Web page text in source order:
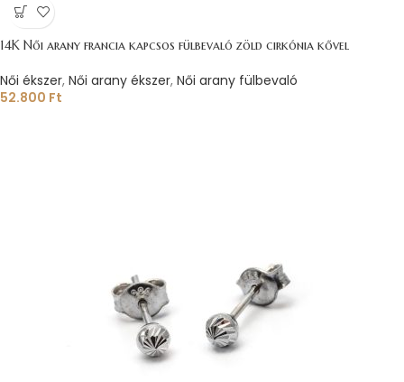
14K Női arany francia kapcsos fülbevaló zöld cirkónia kővel
Női ékszer, Női arany ékszer, Női arany fülbevaló
52.800 Ft